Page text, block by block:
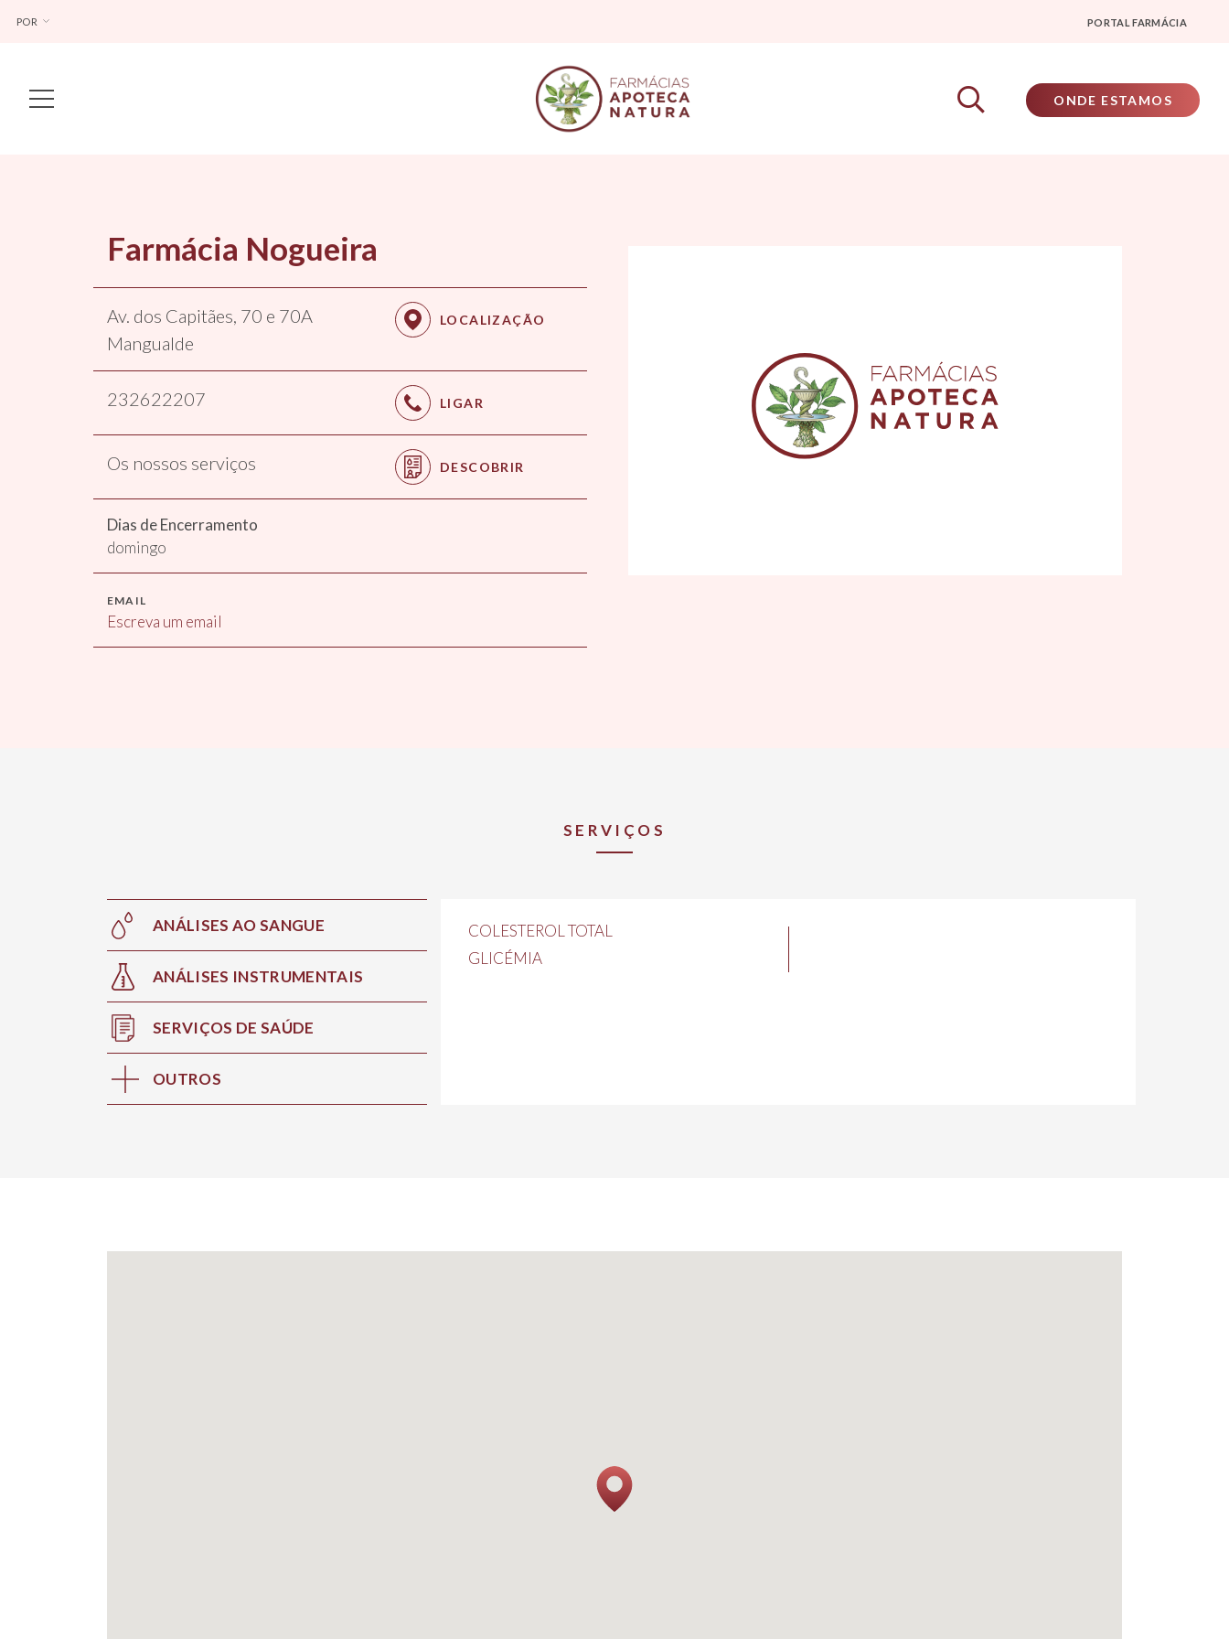
POR PORTAL FARMÁCIA
Main Navigation ONDE ESTAMOS
Farmácia Nogueira
Av. dos Capitães, 70 e 70A
Mangualde
LOCALIZAÇÃO
232622207 LIGAR
Os nossos serviços DESCOBRIR
Dias de Encerramento
domingo
EMAIL
Escreva um email
SERVIÇOS
ANÁLISES AO SANGUE
ANÁLISES INSTRUMENTAIS
SERVIÇOS DE SAÚDE
OUTROS
COLESTEROL TOTAL
GLICÉMIA